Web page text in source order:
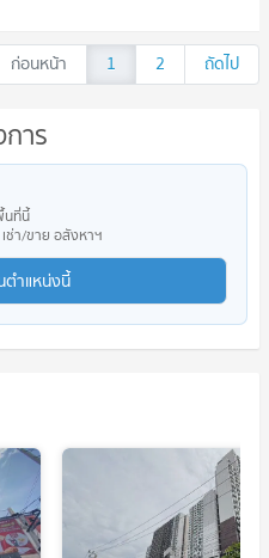
ก่อนหน้า 1 2 ถัดไป
การ
นที่นี้
ช่า/ขาย อสังหาฯ
ตำแหน่งนี้